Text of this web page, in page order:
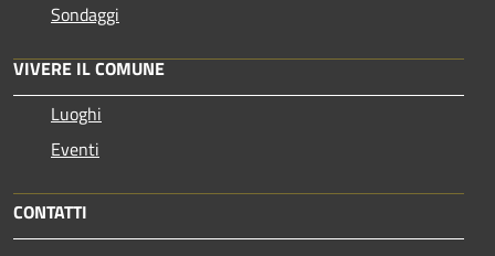
Sondaggi
VIVERE IL COMUNE
Luoghi
Eventi
CONTATTI